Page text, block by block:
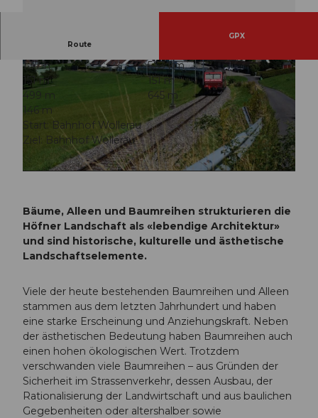
© Einsiedeln-Ybrig-Zürichsee AG
Route
GPX
1:37 h
5,53 km
151 m
151 m
499 m
645 m
146 m
Start: Bahnhof Wollerau
Ziel: Bahnhof Wollerau
Bäume, Alleen und Baumreihen strukturieren die
Höfner Landschaft als «lebendige Architektur»
und sind historische, kulturelle und ästhetische
Landschaftselemente.
Viele der heute bestehenden Baumreihen und Alleen
stammen aus dem letzten Jahrhundert und haben
eine starke Erscheinung und Anziehungskraft. Neben
der ästhetischen Bedeutung haben Baumreihen auch
einen hohen ökologischen Wert. Trotzdem
verschwanden viele Baumreihen – aus Gründen der
Sicherheit im Strassenverkehr, dessen Ausbau, der
Rationalisierung der Landwirtschaft und aus baulichen
Gegebenheiten oder altershalber sowie